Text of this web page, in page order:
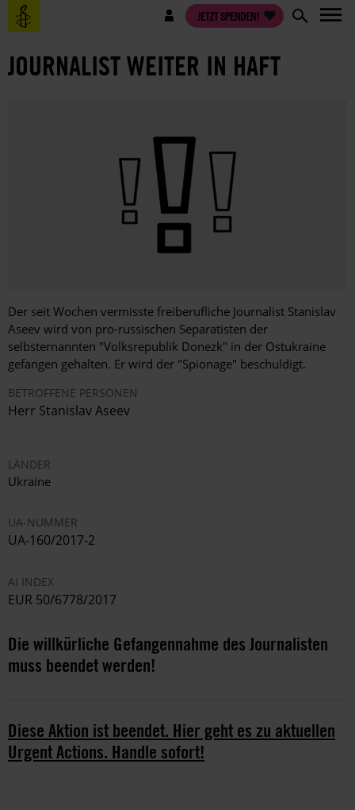
Direkt
zum
Benutzermenü JETZT SPENDEN!
JOURNALIST WEITER IN HAFT
Der seit Wochen vermisste freiberufliche Journalist Stanislav
Aseev wird von pro-russischen Separatisten der
selbsternannten "Volksrepublik Donezk" in der Ostukraine
gefangen gehalten. Er wird der "Spionage" beschuldigt.
BETROFFENE PERSONEN
Herr Stanislav Aseev
LÄNDER
Ukraine
UA-NUMMER
UA-160/2017-2
AI INDEX
EUR 50/6778/2017
Die willkürliche Gefangennahme des Journalisten
muss beendet werden!
Diese Aktion ist beendet. Hier geht es zu aktuellen
Urgent Actions. Handle sofort!